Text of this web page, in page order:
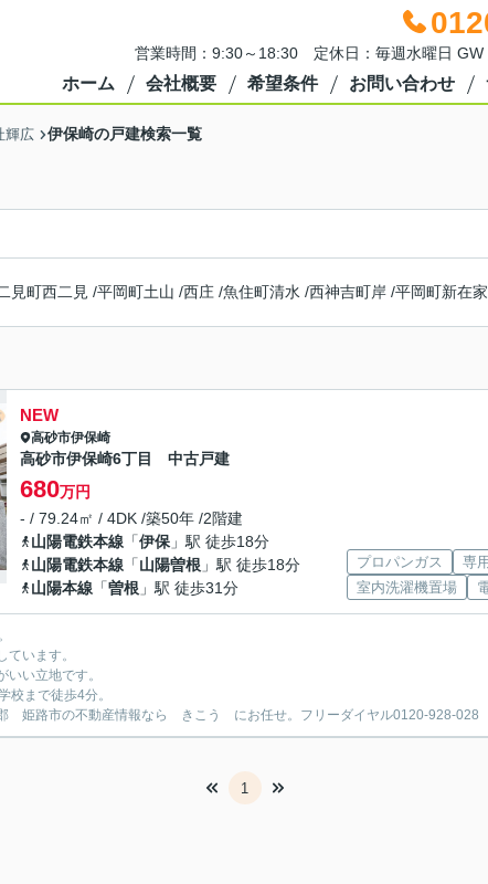
営業時間：9:30～18:30 定休日：毎週水曜日
ホーム 会社概要 希望条件 お問い合わせ
輝広 伊保崎の戸建検索一覧
見町西二見 /平岡町土山 /西庄 /魚住町清水 /西神吉町岸 /平岡町新在家
NEW
高砂市伊保崎
高砂市伊保崎6丁目 中古戸建
680万円
- / 79.24㎡ / 4DK /築50年 /2階建
山陽電鉄本線 「伊保 」駅 徒歩18分
山陽電鉄本線 「山陽曽根 」駅 徒歩18分
山陽本線 「曽根 」駅 徒歩31分
プロパンガス 専
室内洗濯機置場
います。
い立地です。
校まで徒歩4分。
路市の不動産情報なら きこう にお任せ。フリーダイヤル0120-928-028
1